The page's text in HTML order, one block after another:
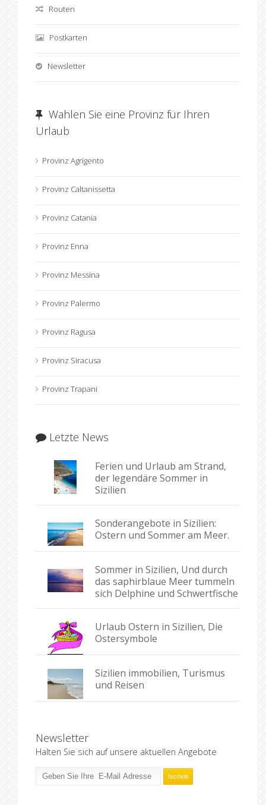
Routen
Postkarten
Newsletter
Wahlen Sie eine Provinz für Ihren
Urlaub
Provinz Agrigento
Provinz Caltanissetta
Provinz Catania
Provinz Enna
Provinz Messina
Provinz Palermo
Provinz Ragusa
Provinz Siracusa
Provinz Trapani
Letzte News
Ferien und Urlaub am Strand,
der legendäre Sommer in
Sizilien
Sonderangebote in Sizilien:
Ostern und Sommer am Meer.
Sommer in Sizilien, Und durch
das saphirblaue Meer tummeln
sich Delphine und Schwertfische
Urlaub Ostern in Sizilien, Die
Ostersymbole
Sizilien immobilien, Turismus
und Reisen
Newsletter
Halten Sie sich auf unsere aktuellen Angebote